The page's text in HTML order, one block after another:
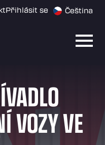
Přihlásit se Čeština
VOZY VE